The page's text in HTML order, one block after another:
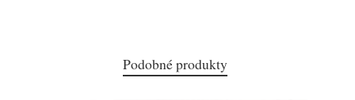
Podobné produkty